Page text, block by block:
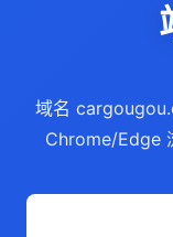
域名
Chrome/Edge